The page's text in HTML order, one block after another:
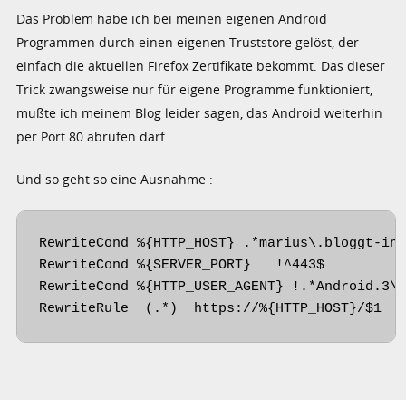
Das Problem habe ich bei meinen eigenen Android
Programmen durch einen eigenen Truststore gelöst, der
einfach die aktuellen Firefox Zertifikate bekommt. Das dieser
Trick zwangsweise nur für eigene Programme funktioniert,
mußte ich meinem Blog leider sagen, das Android weiterhin
per Port 80 abrufen darf.
Und so geht so eine Ausnahme :
RewriteCond %{HTTP_HOST} .*marius\.bloggt-
RewriteCond %{SERVER_PORT}   !^443$
RewriteCond %{HTTP_USER_AGENT}
RewriteRule  (.*)  https://%{HTTP_HOST}/$1